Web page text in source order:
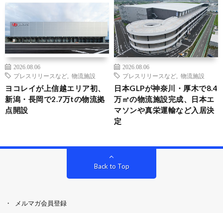
2026.08.06
プレスリリースなど
物流施設
ヨコレイが上信越エリア初、
新潟・長岡で2.7万tの物流拠
点開設
2026.08.06
プレスリリースなど
物流施設
日本GLPが神奈川・厚木で8.4
万㎡の物流施設完成、日本エ
マソンや真栄運輸など入居決
定
Back to Top
メルマガ会員登録